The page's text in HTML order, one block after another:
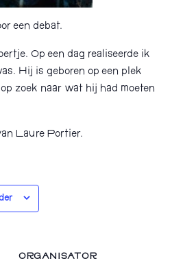
een debat.
Op een dag realiseerde ik
Hij is geboren op een plek
zoek naar wat hij had moeten
Laure Portier.
ORGANISATOR